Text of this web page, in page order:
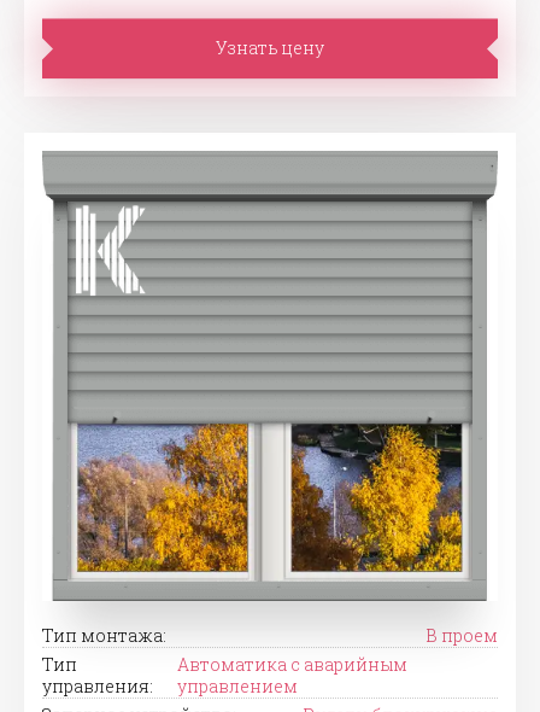
Узнать цену
Тип монтажа:
В проем
Тип
управления:
Автоматика с аварийным
управлением